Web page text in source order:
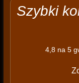
Szybki
4,8 na 5